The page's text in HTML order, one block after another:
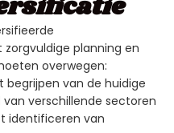
planning en
overwegen:
begrijpen van de huidige
verschillende sectoren
identificeren van